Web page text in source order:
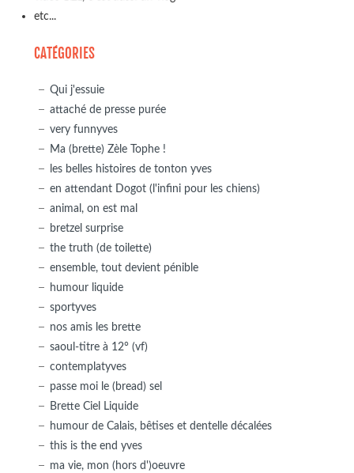
etc...
CATÉGORIES
Qui j'essuie
attaché de presse purée
very funnyves
Ma (brette) Zèle Tophe !
les belles histoires de tonton yves
en attendant Dogot (l'infini pour les chiens)
animal, on est mal
bretzel surprise
the truth (de toilette)
ensemble, tout devient pénible
humour liquide
sportyves
nos amis les brette
saoul-titre à 12° (vf)
contemplatyves
passe moi le (bread) sel
Brette Ciel Liquide
humour de Calais, bêtises et dentelle décalées
this is the end yves
ma vie, mon (hors d')oeuvre